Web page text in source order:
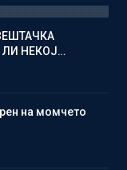
ЛИ НЕКОЈ…
на момчето